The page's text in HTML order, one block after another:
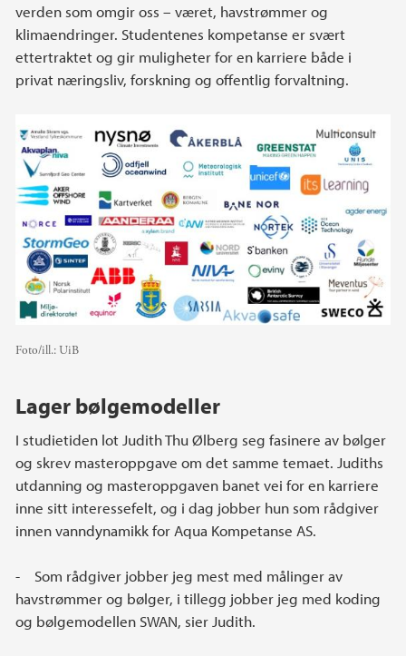
verden som omgir oss – været, havstrømmer og
klimaendringer. Studentenes kompetanse er svært
ettertraktet og gir muligheter for en karriere både i
privat næringsliv, forskning og offentlig forvaltning.
Foto/ill.:UiB
Lager bølgemodeller
I studietiden lot Judith Thu Ølberg seg fasinere av bølger
og skrev masteroppgave om det samme temaet. Judiths
utdanning og masteroppgaven banet vei for en karriere
inne sitt interessefelt, og i dag jobber hun som rådgiver
innen vanndynamikk for Aqua Kompetanse AS.
- Som rådgiver jobber jeg mest med målinger av
havstrømmer og bølger, i tillegg jobber jeg med koding
og bølgemodellen SWAN, sier Judith.